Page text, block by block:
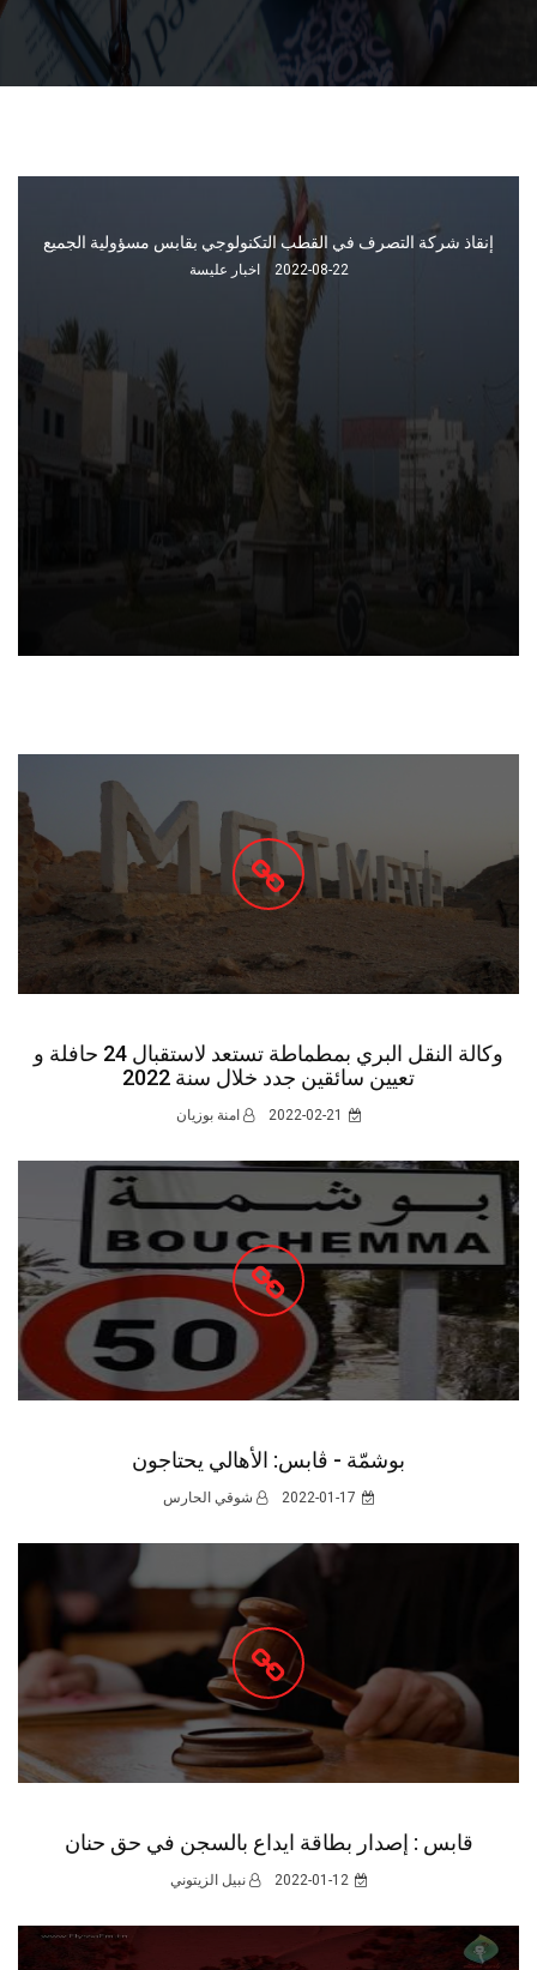
العثور على سلحفاة نادرة جليدية الظهر بشط اللفلاف المغراوية طريق
الجرف جربة
2022-05-24 شوقي الحارس
تعيين سائقين جدد خلال سنة 2022
بوشمّة - ڨابس: الأهالي يحتاجون
2022-01-17 شوقي الحارس
2022-01-12 نبيل الزيتوني
2022-01-12 نبيل الزيتوني